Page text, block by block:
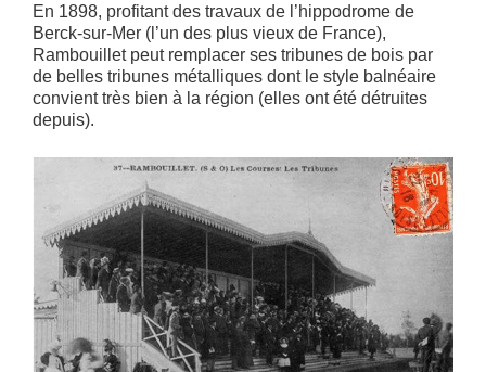
En 1898, profitant des travaux de l’hippodrome de
Berck-sur-Mer (l’un des plus vieux de France),
Rambouillet peut remplacer ses tribunes de bois par
de belles tribunes métalliques dont le style balnéaire
convient très bien à la région (elles ont été détruites
depuis).